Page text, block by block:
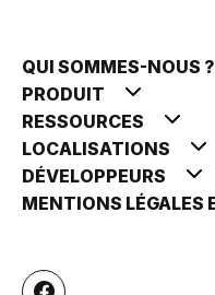
QUI SOMMES-NOUS ?
PRODUIT
RESSOURCES
LOCALISATIONS
DÉVELOPPEURS
MENTIONS LÉGALES